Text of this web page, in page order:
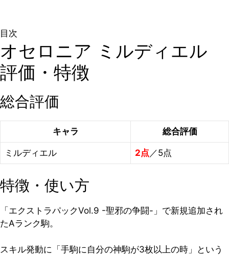
目次
オセロニア ミルディエル
評価・特徴
総合評価
キャラ 総合評価
ミルディエル 2点 ／5点
特徴・使い方
「エクストラパックVol.9 -聖邪の争闘-」で新規追加され
たAランク駒。
スキル発動に「手駒に自分の神駒が3枚以上の時」という